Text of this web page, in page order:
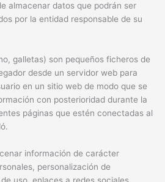
almacenar datos que podrán ser
por la entidad responsable de su
galletas) son pequeños ficheros de
desde un servidor web para
en un sitio web de modo que se
con posterioridad durante la
páginas que estén conectadas al
información de carácter
personalización de